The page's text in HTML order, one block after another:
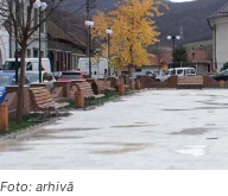
Foto: arhivă